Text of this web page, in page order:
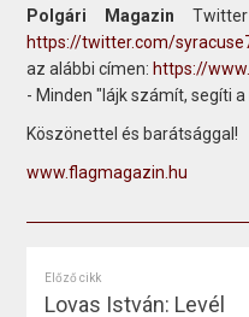
Polgári Magazin
https://twitter.com/
az alábbi címen: https://
- Minden "lájk számít, segíti
Köszönettel és barátsággal!
www.flagmagazin.hu
Előző cikk
Lovas István: Levél